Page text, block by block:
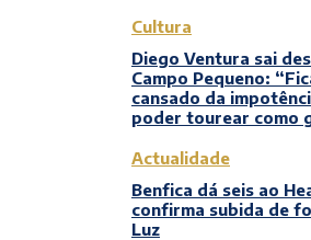
Cultura
Diego Ventura sai
Campo Pequeno:
cansado da
poder tourear como
Actualidade
Benfica dá seis ao
confirma subida de
Luz